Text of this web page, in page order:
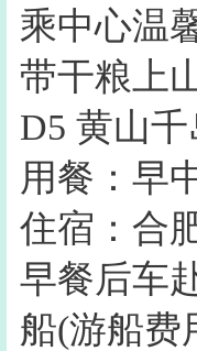
乘中心温
带干粮上
D5 黄山
用餐：早
住宿：合
早餐后车
船(游船费